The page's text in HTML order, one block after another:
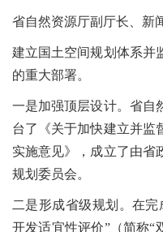
省自然资源厅副厅长、新
建立国土空间规划体系并
的重大部署。
一是加强顶层设计。省自
台了《关于加快建立并监
实施意见》，成立了由省
规划委员会。
二是形成省级规划。在
开发适宜性评价”（简称“